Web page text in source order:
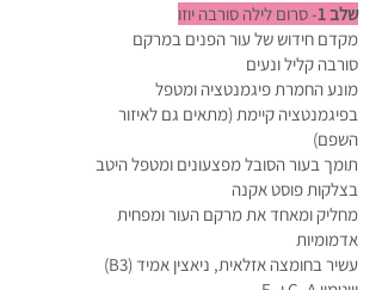
שלב 1 - סרום לילה סורבה יוזו
מקדם חידוש של עור הפנים במרקם
סורבה קליל ונעים
מונע החמרת פיגמנטציה ומטפל
בפיגמנטציה קיימת (מתאים גם לאיזור
השפם)
תומך בעור הסובל מפצעונים ומטפל היטב
בצלקות פוסט אקנה
מחליק ומאחד את מרקם העור ומפחית
אדמומיות
עשיר בחומצה אזלאית, ניאצין אמיד (B3)